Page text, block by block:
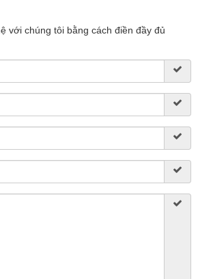
với chúng tôi bằng cách điền đầy đủ